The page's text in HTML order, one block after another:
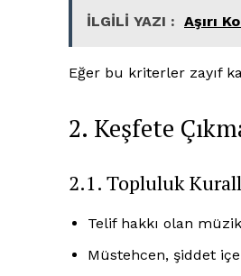
İLGİLİ YAZI : Aşırı
Eğer bu kriterler zayıf
2. Keşfete
2.1. Topluluk
Telif hakkı olan
Müstehcen, şiddet